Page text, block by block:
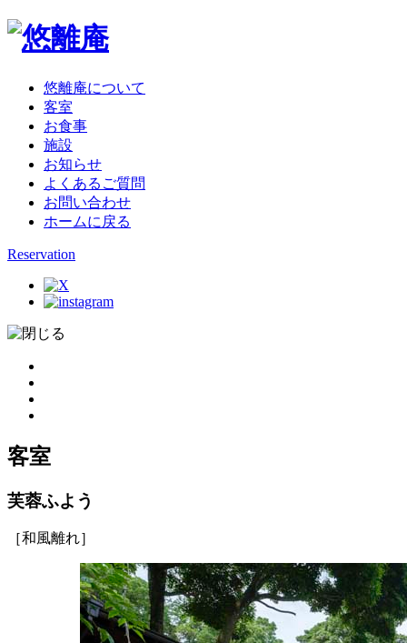
悠離庵について
客室
お食事
施設
お知らせ
よくあるご質問
お問い合わせ
ホームに戻る
Reservation
客室
芙蓉ふよう
［和風離れ］